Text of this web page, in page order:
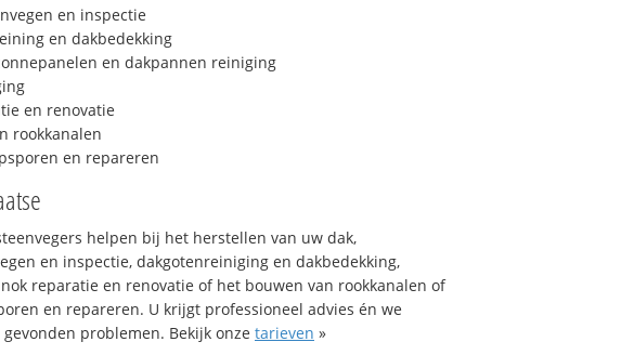
en inspectie
en dakbedekking
en dakpannen reiniging
en renovatie
rookkanalen
en repareren
helpen bij het herstellen van uw dak,
en inspectie, dakgotenreiniging en dakbedekking,
reparatie en renovatie of het bouwen van rookkanalen of
en repareren. U krijgt professioneel advies én we
problemen. Bekijk onze tarieven »